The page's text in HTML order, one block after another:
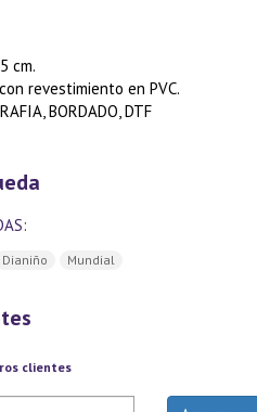
cm.
revestimiento en PVC.
BORDADO, DTF
Dianiño Mundial
clientes